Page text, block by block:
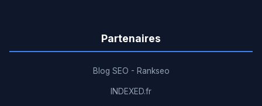
Partenaires
Blog SEO - Rankseo
INDEXED.fr